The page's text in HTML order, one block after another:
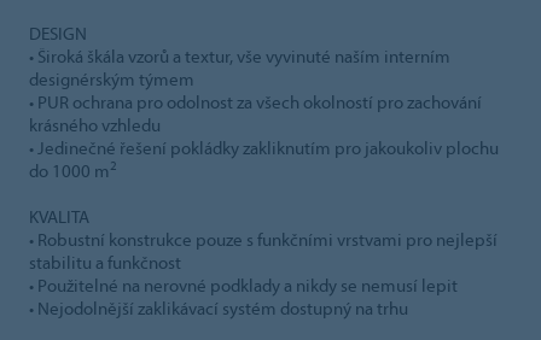
DESIGN
• Široká škála vzorů a textur, vše vyvinuté naším interním
designérským týmem
• PUR ochrana pro odolnost za všech okolností pro zachování
krásného vzhledu
• Jedinečné řešení pokládky zakliknutím pro jakoukoliv plochu
do 1000 m 2
KVALITA
• Robustní konstrukce pouze s funkčními vrstvami pro nejlepší
stabilitu a funkčnost
• Použitelné na nerovné podklady a nikdy se nemusí lepit
• Nejodolnější zaklikávací systém dostupný na trhu